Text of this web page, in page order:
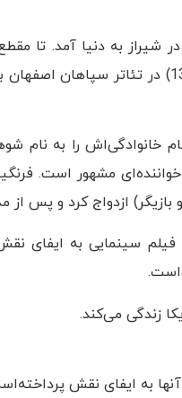
خانم فرنگیس فروهر در سال 1319 در
سن 22 سالگی با نمایش مست (1341) در
خانوادگی‌اش را به نام
خواننده‌ای مشهور است.
بازیگر) ازدواج کرد و پس از
پیش از انقلاب ایران، فروهر در 40
زندگی می‌کند.
به ایفای نقش